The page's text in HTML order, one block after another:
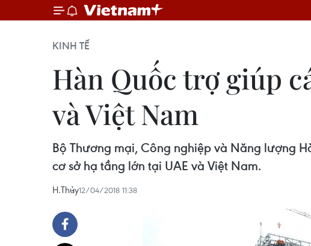
KINH TẾ
Hàn Quốc trợ giúp
và Việt Nam
Bộ Thương mại, Công nghiệp và Năng lượng
cơ sở hạ tầng lớn tại UAE và Việt Nam.
H.Thủy12/04/2018 11:38